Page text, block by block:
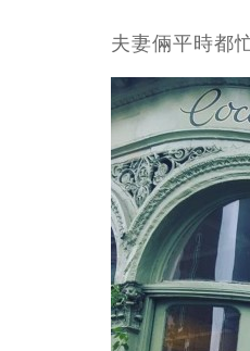
夫妻倆平時都